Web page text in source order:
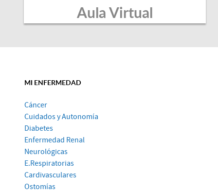
Aula Virtual
MI ENFERMEDAD
Cáncer
Cuidados y Autonomía
Diabetes
Enfermedad Renal
Neurológicas
E.Respiratorias
Cardivasculares
Ostomías